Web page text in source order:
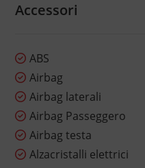
Accessori
ABS
Airbag
Airbag laterali
Airbag Passeggero
Airbag testa
Alzacristalli elettrici